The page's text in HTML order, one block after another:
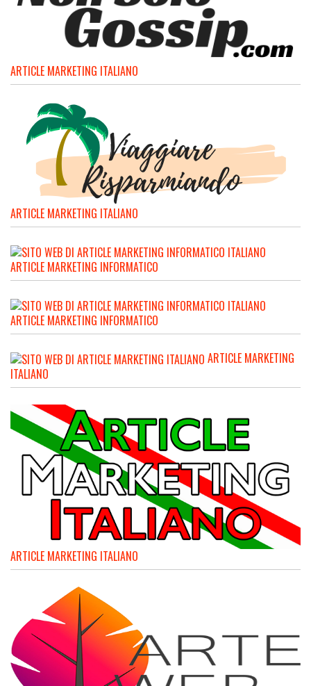
ARTICLE MARKETING ITALIANO
ARTICLE MARKETING ITALIANO
ARTICLE MARKETING INFORMATICO
ARTICLE MARKETING INFORMATICO
ARTICLE MARKETING
ITALIANO
ARTICLE MARKETING ITALIANO